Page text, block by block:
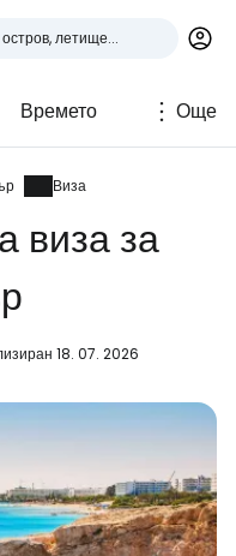
Времето Още
Виза
виза за
18. 07. 2026